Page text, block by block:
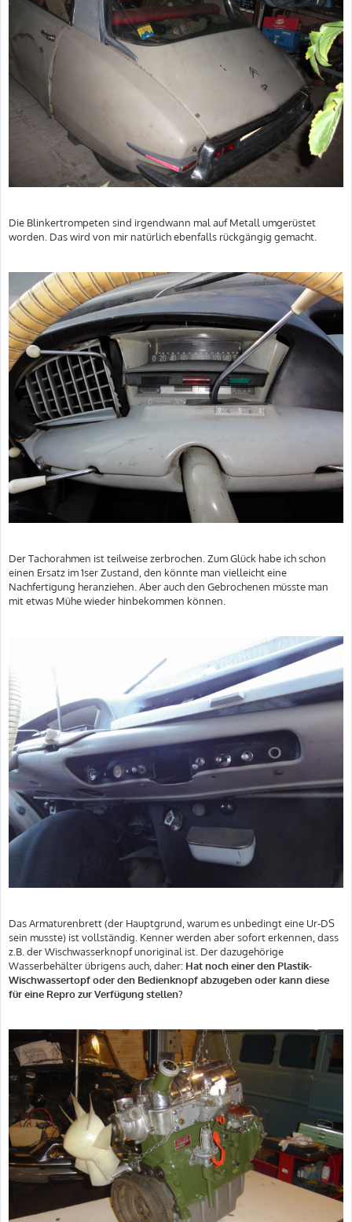
Die Blinkertrompeten sind irgendwann mal auf Metall umgerüstet
worden. Das wird von mir natürlich ebenfalls rückgängig gemacht.
Der Tachorahmen ist teilweise zerbrochen. Zum Glück habe ich schon
einen Ersatz im 1ser Zustand, den könnte man vielleicht eine
Nachfertigung heranziehen. Aber auch den Gebrochenen müsste man
mit etwas Mühe wieder hinbekommen können.
Das Armaturenbrett (der Hauptgrund, warum es unbedingt eine Ur-DS
sein musste) ist vollständig. Kenner werden aber sofort erkennen, dass
z.B. der Wischwasserknopf unoriginal ist. Der dazugehörige
Wasserbehälter übrigens auch, daher: Hat noch einer den Plastik-
Wischwassertopf oder den Bedienknopf abzugeben oder kann diese
für eine Repro zur Verfügung stellen?